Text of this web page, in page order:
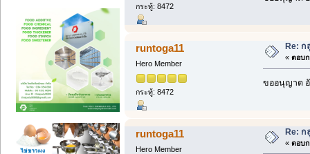
กระทู้: 8472
runtoga11
Hero Member
กระทู้: 8472
Re: ก
« ตอบก
ขออนุญาต
runtoga11
Hero Member
Re: ก
« ตอบก